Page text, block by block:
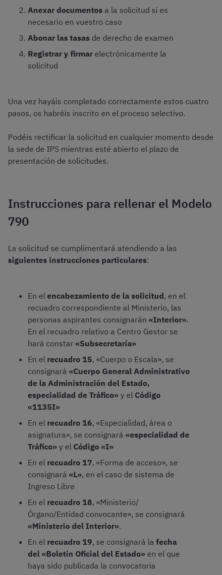
Anexar documentos a la solicitud si es
necesario en vuestro caso
Abonar las tasas de derecho de examen
Registrar y firmar electrónicamente la
solicitud
Una vez hayáis completado correctamente estos cuatro
pasos, os habréis inscrito en el proceso selectivo.
Podéis rectificar la solicitud en cualquier momento desde
la sede de IPS mientras esté abierto el plazo de
presentación de solicitudes.
Instrucciones para rellenar el Modelo
790
La solicitud se cumplimentará atendiendo a las
siguientes instrucciones particulares:
En el encabezamiento de la solicitud, en el
recuadro correspondiente al Ministerio, las
personas aspirantes consignarán «Interior».
En el recuadro relativo a Centro Gestor se
hará constar «Subsecretaría»
En el recuadro 15, «Cuerpo o Escala», se
consignará «Cuerpo General Administrativo
de la Administración del Estado,
especialidad de Tráfico» y el Código
«1135I»
En el recuadro 16, «Especialidad, área o
asignatura», se consignará «especialidad de
Tráfico» y el Código «I»
En el recuadro 17, «Forma de acceso», se
consignará «L», en el caso de sistema de
Ingreso Libre
En el recuadro 18, «Ministerio/
Órgano/Entidad convocante», se consignará
«Ministerio del Interior».
En el recuadro 19, se consignará la fecha
del «Boletín Oficial del Estado» en el que
haya sido publicada la convocatoria